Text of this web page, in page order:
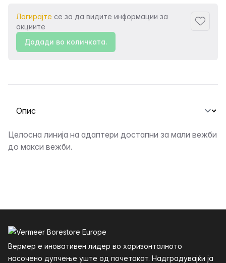
Логирајте се за да видите информации за
акциите
Додади во количката.
Изберете таб
Опис
Целосна линија на адаптери достапни за мали вежби
до макси вежби.
Вермер е иновативен лидер во хоризонталното
насочено дупчење уште од почетокот. Надградувајќи ја